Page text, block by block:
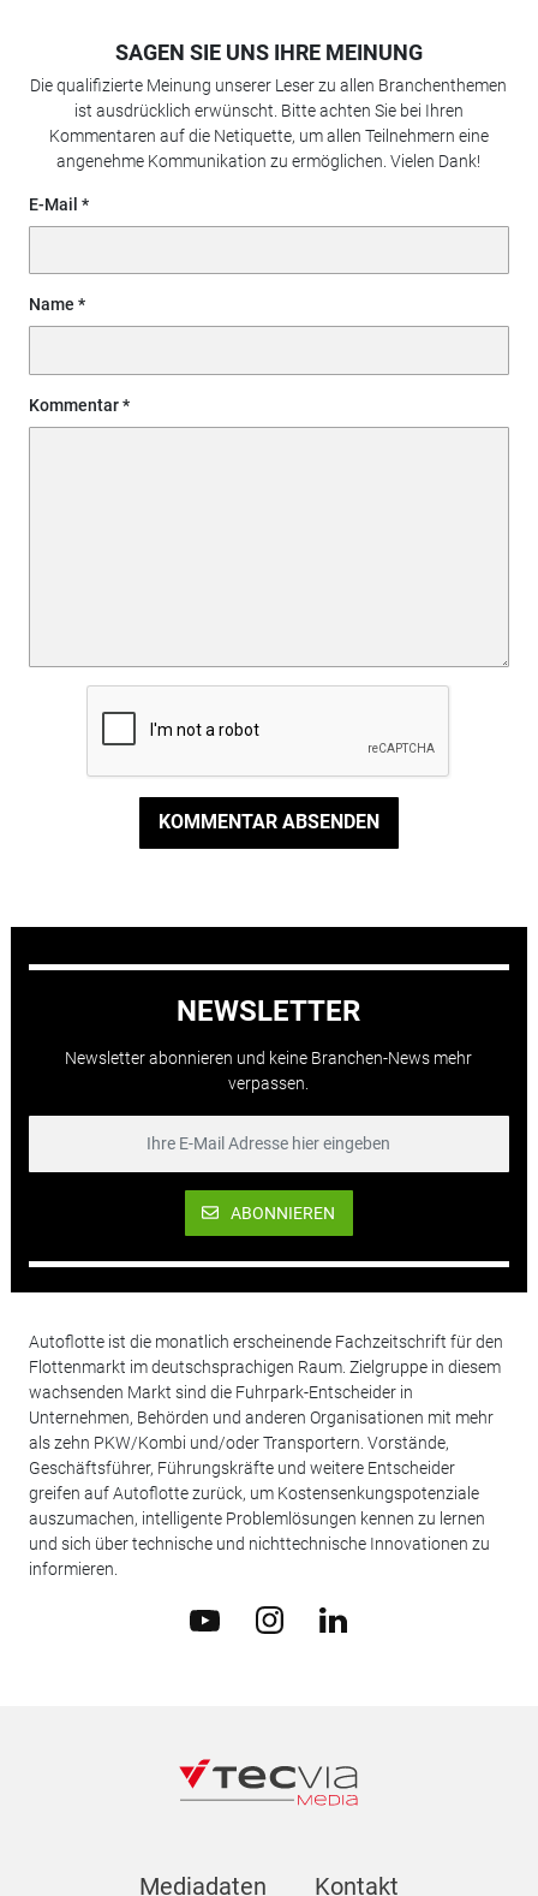
SAGEN SIE UNS IHRE MEINUNG
Die qualifizierte Meinung unserer Leser zu allen Branchenthemen
ist ausdrücklich erwünscht. Bitte achten Sie bei Ihren
Kommentaren auf die Netiquette, um allen Teilnehmern eine
angenehme Kommunikation zu ermöglichen. Vielen Dank!
E-Mail
Name
Kommentar
KOMMENTAR ABSENDEN
NEWSLETTER
Newsletter abonnieren und keine Branchen-News mehr
verpassen.
ABONNIEREN
Autoflotte ist die monatlich erscheinende Fachzeitschrift für den
Flottenmarkt im deutschsprachigen Raum. Zielgruppe in diesem
wachsenden Markt sind die Fuhrpark-Entscheider in
Unternehmen, Behörden und anderen Organisationen mit mehr
als zehn PKW/Kombi und/oder Transportern. Vorstände,
Geschäftsführer, Führungskräfte und weitere Entscheider
greifen auf Autoflotte zurück, um Kostensenkungspotenziale
auszumachen, intelligente Problemlösungen kennen zu lernen
und sich über technische und nichttechnische Innovationen zu
informieren.
Mediadaten Kontakt